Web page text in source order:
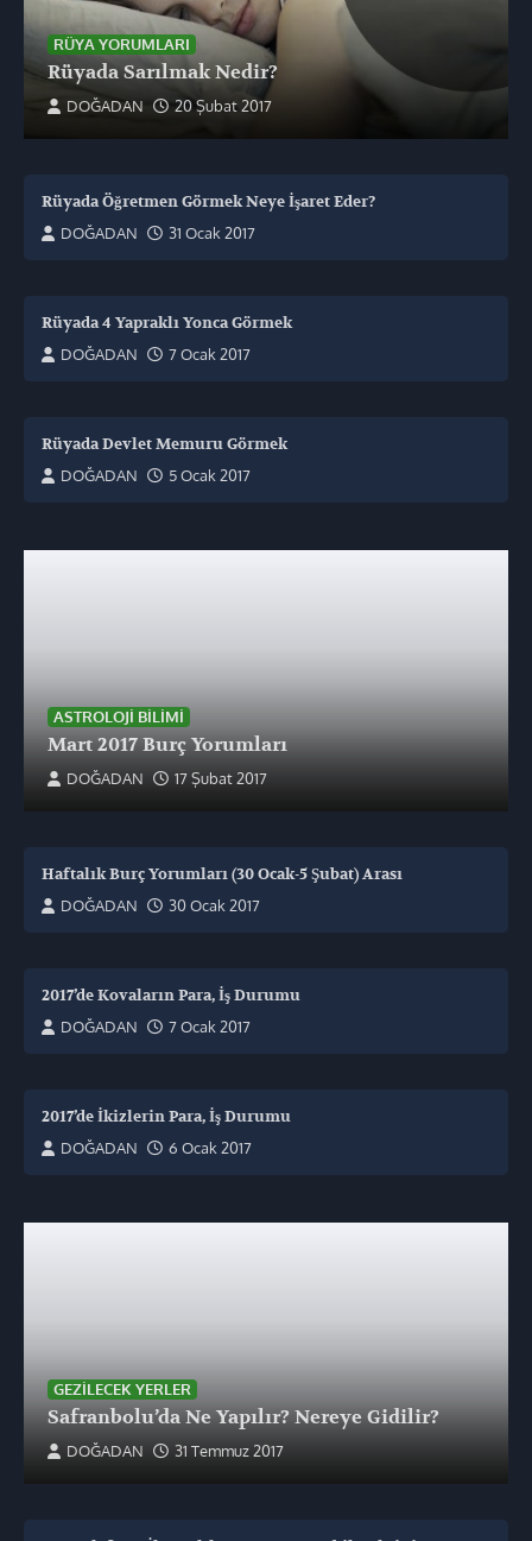
RÜYA YORUMLARI
Rüyada Sarılmak Nedir?
DOĞADAN 20 Şubat 2017
Rüyada Öğretmen Görmek Neye İşaret Eder?
DOĞADAN
31 Ocak 2017
Rüyada 4 Yapraklı Yonca Görmek
DOĞADAN
7 Ocak 2017
Rüyada Devlet Memuru Görmek
DOĞADAN
5 Ocak 2017
ASTROLOJI BILIMI
Mart 2017 Burç Yorumları
DOĞADAN 17 Şubat 2017
Haftalık Burç Yorumları (30 Ocak-5 Şubat) Arası
DOĞADAN
30 Ocak 2017
2017’de Kovaların Para, İş Durumu
DOĞADAN
7 Ocak 2017
2017’de İkizlerin Para, İş Durumu
DOĞADAN
6 Ocak 2017
GEZILECEK YERLER
Safranbolu’da Ne Yapılır? Nereye Gidilir?
DOĞADAN 31 Temmuz 2017